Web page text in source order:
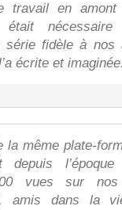
travail en
était
série fidèle à nos
écrite et
la même plate-
depuis l’époque
vues sur nos
amis dans la